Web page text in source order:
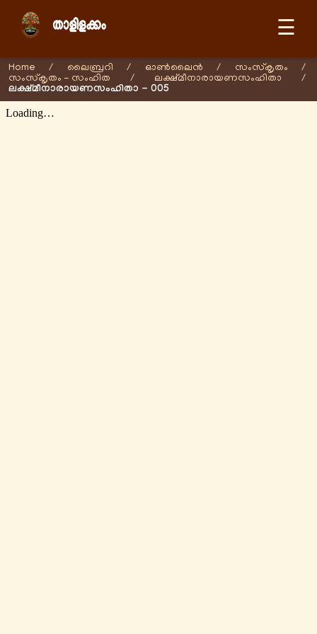
☰
Home / ലൈബ്രറി / ഓണ്‍ലൈന്‍ / സംസ്കൃതം
/
സംസ്കൃതം - സംഹിത
/ ലക്ഷ്മീനാരായണസംഹിതാ /
ലക്ഷ്മീനാരായണസംഹിതാ - 005